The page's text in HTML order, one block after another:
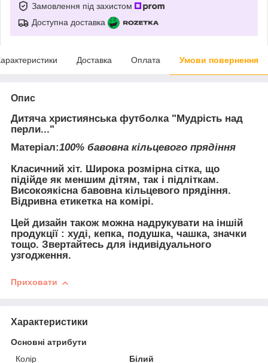
Замовлення під захистом
Доступна доставка
Доставка Оплата Умови повернення
Опис
Дитяча християнська футболка "Мудрість над
перли..."
Матеріал:100% бавовна кільцевого прядіння
Класичний хіт. Широка розмірна сітка, що
підійде як меншим дітям, так і підліткам.
Високоякісна бавовна кільцевого прядіння.
Відривна етикетка на комірі.
Цей дизайн також можна надрукувати на іншій
продукції : худі, кепка, подушка, чашка, значки
тощо. Звертайтесь для індивідуального
узгодження.
Приховати
Характеристики
Основні атрибути
Колір
Білий